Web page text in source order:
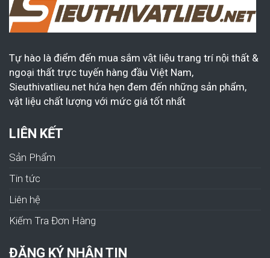
Tự hào là điểm đến mua sắm vật liệu trang trí nội thất &
ngoại thất trực tuyến hàng đầu Việt Nam,
Sieuthivatlieu.net hứa hẹn đem đến những sản phẩm,
vật liệu chất lượng với mức giá tốt nhất
LIÊN KẾT
Sản Phẩm
Tin tức
Liên hệ
Kiếm Tra Đơn Hàng
ĐĂNG KÝ NHẬN TIN